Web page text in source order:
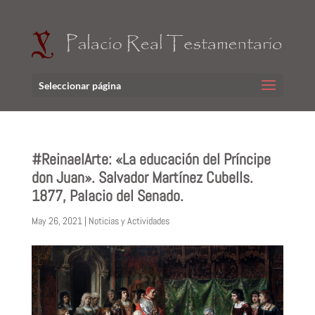
Seleccionar página
#ReinaelArte: «La educación del Príncipe
don Juan». Salvador Martínez Cubells.
1877, Palacio del Senado.
May 26, 2021| Noticias y Actividades